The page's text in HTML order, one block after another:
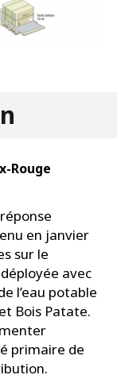
Rouge
en janvier
sur le
avec
l’eau potable
Bois Patate.
primaire de